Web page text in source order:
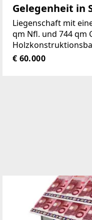
Gelegenheit in
Liegenschaft mit
qm Nfl. und 744 qm
mit einem flachen
€ 60.000